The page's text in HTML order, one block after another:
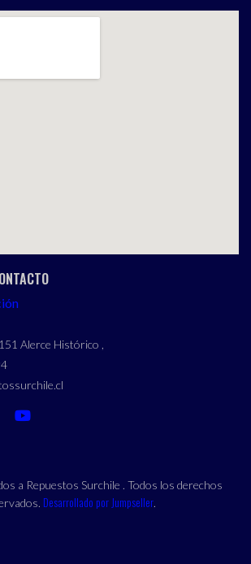
Alerce Histórico ,
a Repuestos Surchile . Todos los derechos
Desarrollado por Jumpseller.